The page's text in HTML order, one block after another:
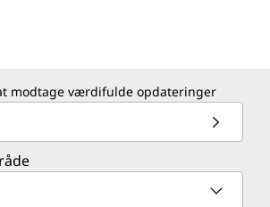
modtage værdifulde opdateringer